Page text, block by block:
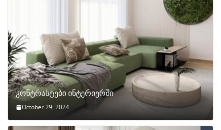
კონტრასტები ინტერიერში
October 29, 2024